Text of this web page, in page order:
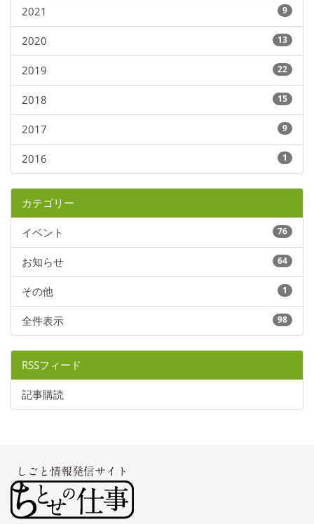
2021 9
2020 13
2019 22
2018 15
2017 9
2016 1
カテゴリー
イベント 76
お知らせ 64
その他 1
全件表示 98
RSSフィード
記事購読